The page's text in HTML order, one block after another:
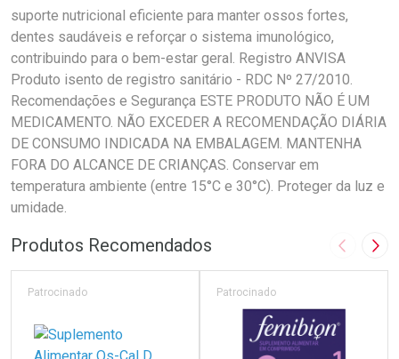
suporte nutricional eficiente para manter ossos fortes,
dentes saudáveis e reforçar o sistema imunológico,
contribuindo para o bem-estar geral. Registro ANVISA
Produto isento de registro sanitário - RDC Nº 27/2010.
Recomendações e Segurança ESTE PRODUTO NÃO É UM
MEDICAMENTO. NÃO EXCEDER A RECOMENDAÇÃO DIÁRIA
DE CONSUMO INDICADA NA EMBALAGEM. MANTENHA
FORA DO ALCANCE DE CRIANÇAS. Conservar em
temperatura ambiente (entre 15°C e 30°C). Proteger da luz e
umidade.
Produtos Recomendados Imagem
Patrocinado Patrocinado